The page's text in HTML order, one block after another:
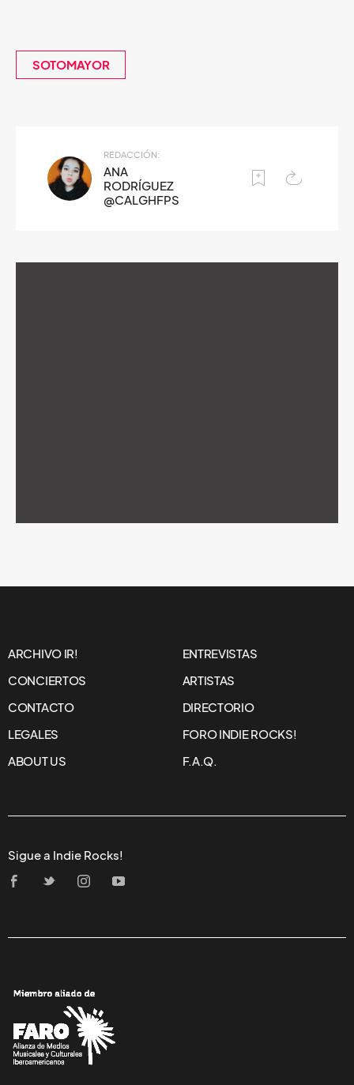
SOTOMAYOR
REDACCIÓN:
ANA
RODRÍGUEZ
@CALGHFPS
ARCHIVO IR!
ENTREVISTAS
CONCIERTOS
ARTISTAS
CONTACTO
DIRECTORIO
LEGALES
FORO INDIE ROCKS!
ABOUT US
F.A.Q.
Sigue a Indie Rocks!